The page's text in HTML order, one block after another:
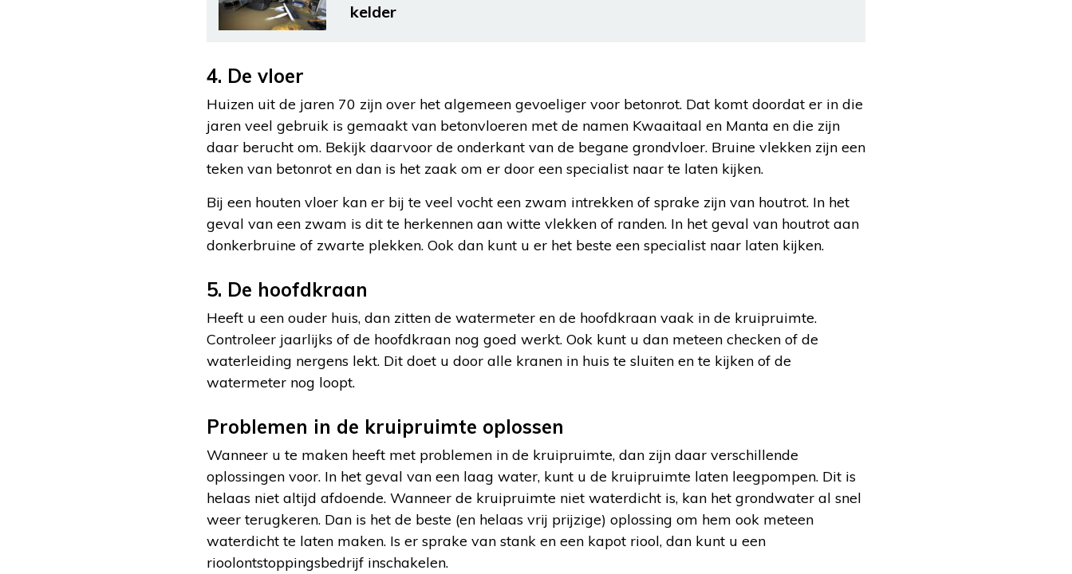
kelder
4. De vloer
Huizen uit de jaren 70 zijn over het algemeen gevoeliger voor betonrot. Dat komt doordat er in die
jaren veel gebruik is gemaakt van betonvloeren met de namen Kwaaitaal en Manta en die zijn
daar berucht om. Bekijk daarvoor de onderkant van de begane grondvloer. Bruine vlekken zijn een
teken van betonrot en dan is het zaak om er door een specialist naar te laten kijken.
Bij een houten vloer kan er bij te veel vocht een zwam intrekken of sprake zijn van houtrot. In het
geval van een zwam is dit te herkennen aan witte vlekken of randen. In het geval van houtrot aan
donkerbruine of zwarte plekken. Ook dan kunt u er het beste een specialist naar laten kijken.
5. De hoofdkraan
Heeft u een ouder huis, dan zitten de watermeter en de hoofdkraan vaak in de kruipruimte.
Controleer jaarlijks of de hoofdkraan nog goed werkt. Ook kunt u dan meteen checken of de
waterleiding nergens lekt. Dit doet u door alle kranen in huis te sluiten en te kijken of de
watermeter nog loopt.
Problemen in de kruipruimte oplossen
Wanneer u te maken heeft met problemen in de kruipruimte, dan zijn daar verschillende
oplossingen voor. In het geval van een laag water, kunt u de kruipruimte laten leegpompen. Dit is
helaas niet altijd afdoende. Wanneer de kruipruimte niet waterdicht is, kan het grondwater al snel
weer terugkeren. Dan is het de beste (en helaas vrij prijzige) oplossing om hem ook meteen
waterdicht te laten maken. Is er sprake van stank en een kapot riool, dan kunt u een
rioolontstoppingsbedrijf inschakelen.